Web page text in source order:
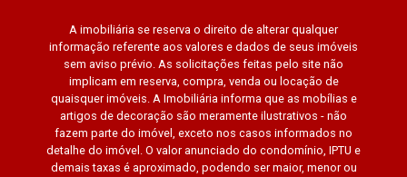
A imobiliária se reserva o direito de alterar qualquer
informação referente aos valores e dados de seus imóveis
sem aviso prévio. As solicitações feitas pelo site não
implicam em reserva, compra, venda ou locação de
quaisquer imóveis. A Imobiliária informa que as mobílias e
artigos de decoração são meramente ilustrativos - não
fazem parte do imóvel, exceto nos casos informados no
detalhe do imóvel. O valor anunciado do condomínio, IPTU e
demais taxas é aproximado, podendo ser maior, menor ou